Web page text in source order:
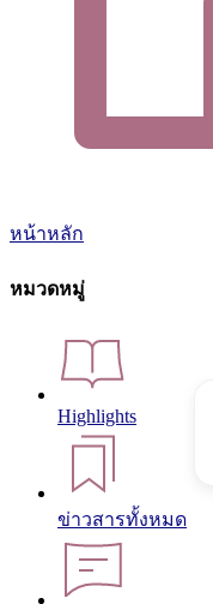
หน้าหลัก
หมวดหมู่
Highlights
ข่าวสารทั้งหมด